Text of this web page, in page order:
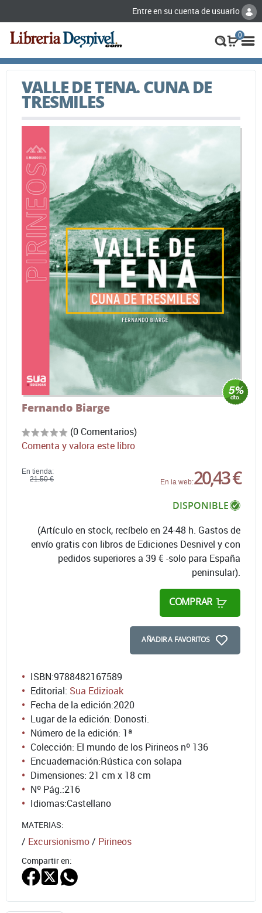
Entre en su cuenta de usuario
0
VALLE DE TENA. CUNA DE
TRESMILES
Fernando Biarge
(0 Comentarios)
Comenta y valora este libro
En tienda:
21,50 €
En la web:20,43 €
DISPONIBLE
(Artículo en stock, recíbelo en 24-48 h. Gastos de
envío gratis con libros de Ediciones Desnivel y con
pedidos superiores a 39 € -solo para España
peninsular).
COMPRAR
AÑADIR A FAVORITOS
ISBN:9788482167589
Editorial: Sua Edizioak
Fecha de la edición:2020
Lugar de la edición: Donosti.
Número de la edición: 1ª
Colección: El mundo de los Pirineos nº 136
Encuadernación:Rústica con solapa
Dimensiones: 21 cm x 18 cm
Nº Pág.:216
Idiomas:Castellano
MATERIAS:
/ Excursionismo/ Pirineos
Compartir en: